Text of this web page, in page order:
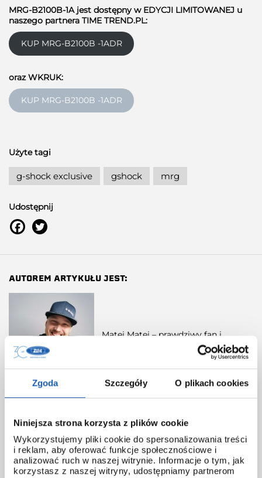
Zgoda Szczegóły O plikach cookies
Niniejsza strona korzysta z plików cookie
Wykorzystujemy pliki cookie do spersonalizowania treści
i reklam, aby oferować funkcje społecznościowe i
analizować ruch w naszej witrynie. Informacje o tym, jak
korzystasz z naszej witryny, udostępniamy partnerom
MRG-B2100B-1A jest dostępny w EDYCJI LIMITOWANEJ u
naszego partnera TIME TREND.PL:
KUP MRG-B2100B -1ADR
oraz WKRUK:
KUP MRG-B2100B -1ADR
Użyte tagi
g-shock exclusive gshock mrg
Udostępnij
AUTOREM ARTYKUŁU JEST:
Matej Matej – prawdziwy fan i
znawca zegarków G-SHOCK, autor
kanału Matej Matej G-SHOCK na
JAK OCENIASZ TEN ARTYKUŁ?
Wybierz odpowiednią ilość gwiazdek i oceń